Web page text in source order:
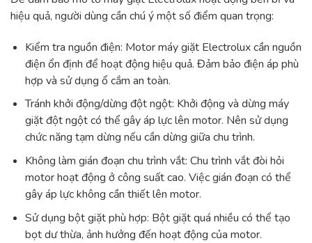
hiệu quả, người dùng cần chú ý một số điểm quan trọng:
Kiểm tra nguồn điện: Motor máy giặt Electrolux cần nguồn
điện ổn định để hoạt động hiệu quả. Đảm bảo điện áp phù
hợp và sử dụng ổ cắm an toàn.
Tránh khởi động/dừng đột ngột: Khởi động và dừng máy
giặt đột ngột có thể gây áp lực lên motor. Nên sử dụng
chức năng tạm dừng nếu cần dừng giữa chu trình.
Không làm gián đoạn chu trình vắt: Chu trình vắt đòi hỏi
motor hoạt động ở công suất cao. Việc gián đoạn có thể
gây áp lực không cần thiết lên motor.
Sử dụng bột giặt phù hợp: Bột giặt quá nhiều có thể tạo
bọt dư thừa, ảnh hưởng đến hoạt động của motor.